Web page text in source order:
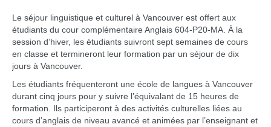
Le séjour linguistique et culturel à Vancouver est offert aux
étudiants du cour complémentaire Anglais 604-P20-MA. À la
session d’hiver, les étudiants suivront sept semaines de cours
en classe et termineront leur formation par un séjour de dix
jours à Vancouver.
Les étudiants fréquenteront une école de langues à Vancouver
durant cinq jours pour y suivre l’équivalant de 15 heures de
formation. Ils participeront à des activités culturelles liées au
cours d’anglais de niveau avancé et animées par l’enseignant et